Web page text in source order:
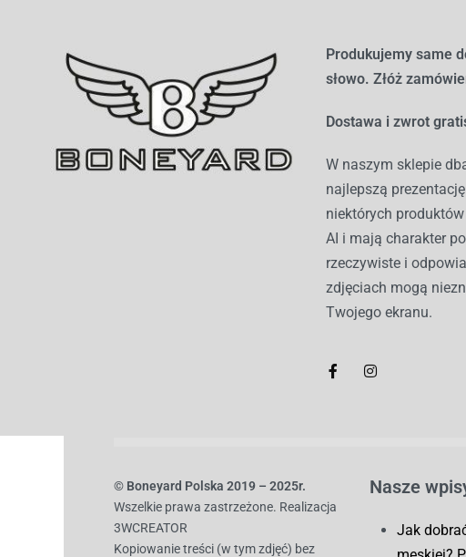
Produkujemy same
słowo. Złóż
Dostawa i zwrot
W naszym sklepie
najlepszą
niektórych
AI i mają charakter
rzeczywiste i
zdjęciach mogą
Twojego ekranu.
© Boneyard Polska 2019 – 2025r.
Wszelkie prawa zastrzeżone. Realizacja
3WCREATOR
Kopiowanie treści (w tym zdjęć) bez
Nasze
Jak